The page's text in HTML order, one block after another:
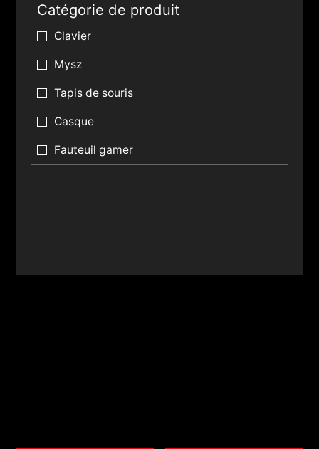
Catégorie de produit
Clavier
Mysz
Tapis de souris
Casque
Fauteuil gamer